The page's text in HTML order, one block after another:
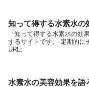
知って得する水素水の
「知って得する水素水の効
するサイトです。 定期的に
URL:
水素水の美容効果を語